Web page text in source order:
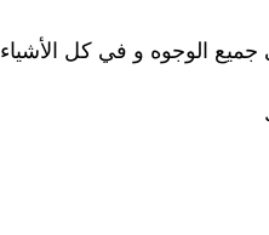
الوجوه و في كل الأشياء